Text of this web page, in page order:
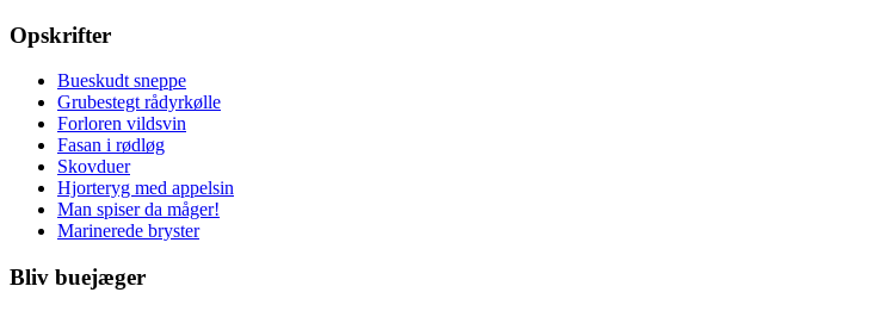
Opskrifter
Bueskudt sneppe
Grubestegt rådyrkølle
Forloren vildsvin
Fasan i rødløg
Skovduer
Hjorteryg med appelsin
Man spiser da måger!
Marinerede bryster
Bliv buejæger